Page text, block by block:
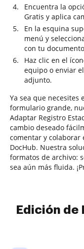
Encuentra la
Gratis y aplica
En la esquina
menú y
con tu
Haz clic en el
equipo o enviar
adjunto.
Ya sea que necesites
formulario grande,
Adaptar Registro
cambio deseado
comentar y colaborar
DocHub. Nuestra
formatos de archivo:
sea aún más fluida.
Edición de